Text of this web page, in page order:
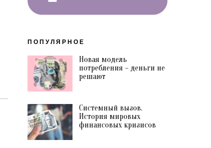
ПОПУЛЯРНОЕ
Новая модель
потребления – деньги не
решают
Системный вызов.
История мировых
финансовых кризисов